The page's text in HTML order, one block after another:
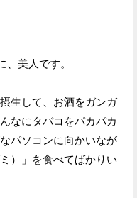
美人です。
生して、お酒をガンガ
なにタバコをパカパカ
パソコンに向かいなが
）」を食べてばかりい